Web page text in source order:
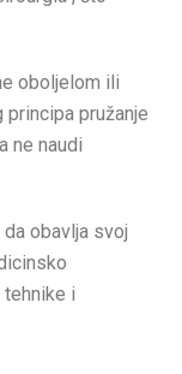
oboljelom ili
pružanje
ne naudi
obavlja svoj
tehnike i